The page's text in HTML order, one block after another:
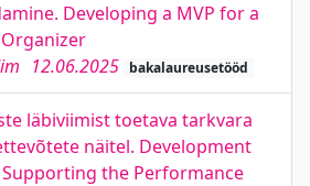
Developing a MVP for a
12.06.2025 bakalaureusetööd
läbiviimist toetava tarkvara
näitel. Development
the Performance